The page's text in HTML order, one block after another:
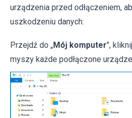
urządzenia przed odłączeniem,
uszkodzeniu danych:
Przejdź do „Mój komputer",
myszy każde podłączone